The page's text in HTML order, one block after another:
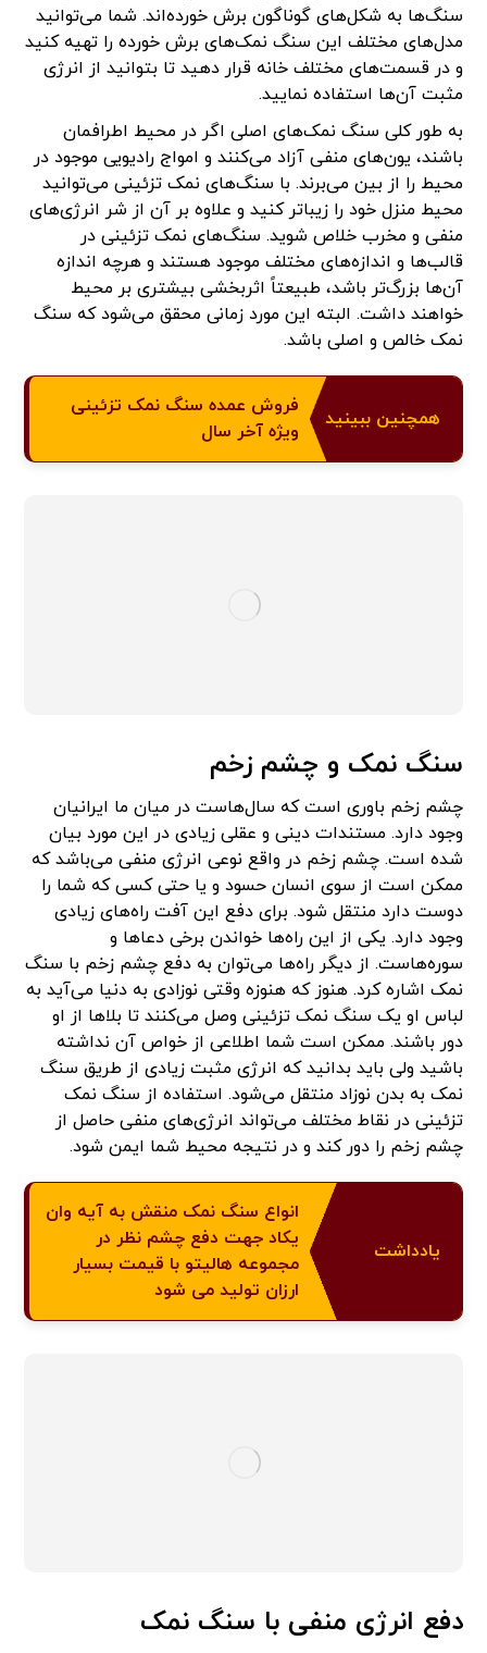
سنگ‌ها به شکل‌های گوناگون برش خورده‌اند. شما می‌توانید
مدل‌های مختلف این سنگ نمک‌های برش خورده را تهیه کنید
و در قسمت‌های مختلف خانه قرار دهید تا بتوانید از انرژی
مثبت آن‌ها استفاده نمایید.
به طور کلی سنگ نمک‌های اصلی اگر در محیط اطرافمان
باشند، یون‌های منفی آزاد می‌کنند و امواج رادیویی موجود در
محیط را از بین می‌برند. با سنگ‌های نمک تزئینی می‌توانید
محیط منزل خود را زیباتر کنید و علاوه بر آن از شر انرژی‌های
منفی و مخرب خلاص شوید. سنگ‌های نمک تزئینی در
قالب‌ها و اندازه‌های مختلف موجود هستند و هرچه اندازه
آن‌ها بزرگ‌تر باشد، طبیعتاً اثربخشی بیشتری بر محیط
خواهند داشت. البته این مورد زمانی محقق می‌شود که سنگ
نمک خالص و اصلی باشد.
همچنین ببینید
فروش عمده سنگ نمک تزئینی
ویژه آخر سال
سنگ نمک و چشم زخم
چشم زخم باوری است که سال‌هاست در میان ما ایرانیان
وجود دارد. مستندات دینی و عقلی زیادی در این مورد بیان
شده است. چشم زخم در واقع نوعی انرژی منفی می‌باشد که
ممکن است از سوی انسان حسود و یا حتی کسی که شما را
دوست دارد منتقل شود. برای دفع این آفت راه‌های زیادی
وجود دارد. یکی از این راه‌ها خواندن برخی دعاها و
سوره‌هاست. از دیگر راه‌ها می‌توان به دفع چشم زخم با سنگ
نمک اشاره کرد. هنوز که هنوزه وقتی نوزادی به دنیا می‌آید به
لباس او یک سنگ نمک تزئینی وصل می‌کنند تا بلاها از او
دور باشند. ممکن است شما اطلاعی از خواص آن نداشته
باشید ولی باید بدانید که انرژی مثبت زیادی از طریق سنگ
نمک به بدن نوزاد منتقل می‌شود. استفاده از سنگ نمک
تزئینی در نقاط مختلف می‌تواند انرژی‌های منفی حاصل از
چشم زخم را دور کند و در نتیجه محیط شما ایمن شود.
یادداشت
انواع سنگ نمک منقش به آیه وان
یکاد جهت دفع چشم نظر در
مجموعه هالیتو با قیمت بسیار
ارزان تولید می شود
دفع انرژی منفی با سنگ نمک